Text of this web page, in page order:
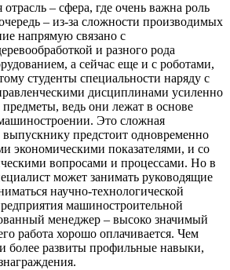
– сфера, где очень важна роль
– из-за сложности производимых
напрямую связано с
и разного рода
а сейчас еще и с роботами,
студенты специальности наряду с
дисциплинами усиленно
ведь они лежат в основе
Это сложная
выпускнику предстоит одновременно
экономическими показателями, и со
вопросами и процессами. Но в
может занимать руководящие
научно-технологической
машиностроительной
менеджер – высоко значимый
работа хорошо оплачивается. Чем
более развиты профильные навыки,